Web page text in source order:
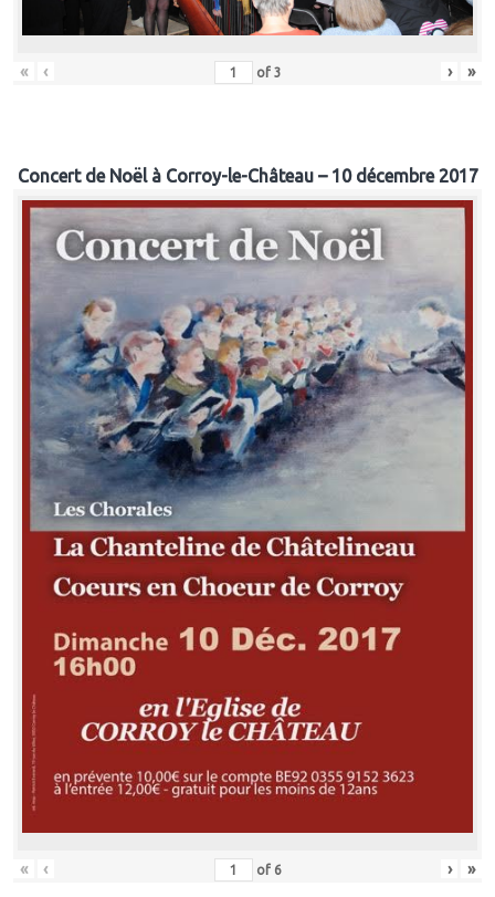
« ‹ of 3 › »
Concert de Noël à Corroy-le-Château – 10 décembre 2017
« ‹ of 6 › »